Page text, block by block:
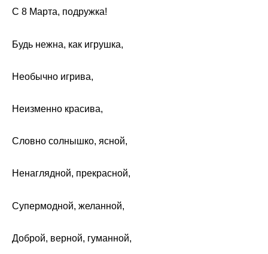
С 8 Марта, подружка!
Будь нежна, как игрушка,
Необычно игрива,
Неизменно красива,
Словно солнышко, ясной,
Ненаглядной, прекрасной,
Супермодной, желанной,
Доброй, верной, гуманной,